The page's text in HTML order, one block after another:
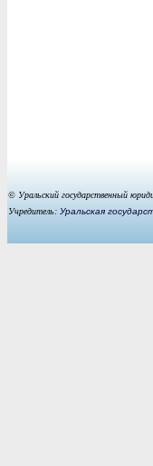
© Уральский государственный
Учредитель: Уральская